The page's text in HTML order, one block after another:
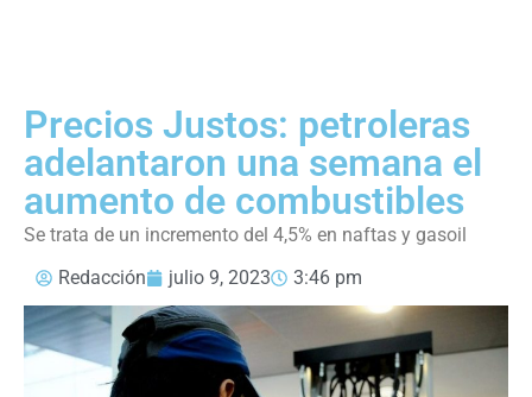
Precios Justos: petroleras
adelantaron una semana el
aumento de combustibles
Se trata de un incremento del 4,5% en naftas y gasoil
Redacción
julio 9, 2023 3:46 pm